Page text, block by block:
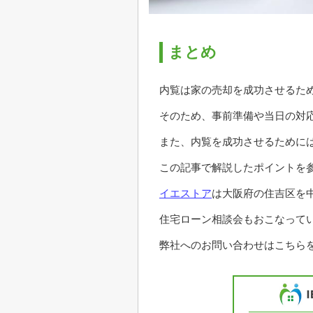
まとめ
内覧は家の売却を成功させるた
そのため、事前準備や当日の対
また、内覧を成功させるために
この記事で解説したポイントを
イエストアは大阪府の住吉区を
住宅ローン相談会もおこなって
弊社へのお問い合わせはこちら